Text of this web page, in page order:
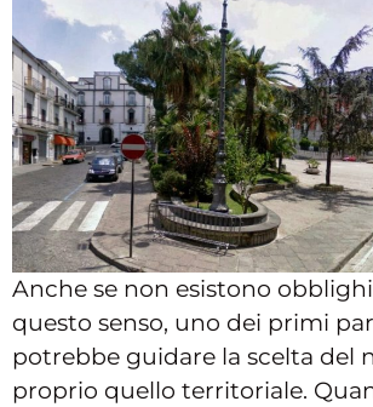
Anche se non esistono
questo senso, uno dei primi
potrebbe guidare la scelta del
proprio quello territoriale.